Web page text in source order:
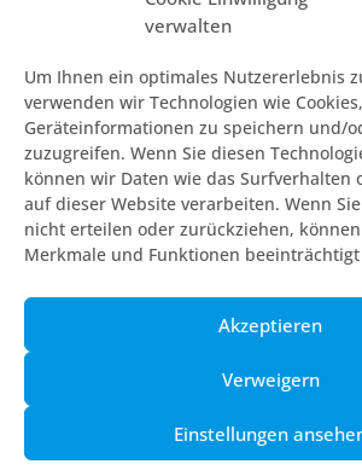
verwalten
Um Ihnen ein optimales Nutzererlebnis
verwenden wir Technologien wie
Geräteinformationen zu speichern und/
zuzugreifen. Wenn Sie diesen
können wir Daten wie das Surfverhalten
auf dieser Website verarbeiten. Wenn
nicht erteilen oder zurückziehen,
Merkmale und Funktionen
Akzeptieren
Verweigern
Einstellungen
NEWSLETTER
© 2010 - 2026 | 7mallorca
AGB
Die Kontaktseite
Datenschutzerklärung